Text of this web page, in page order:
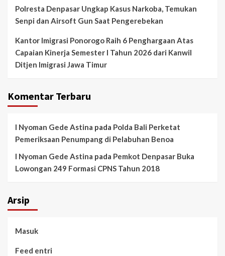
Polresta Denpasar Ungkap Kasus Narkoba, Temukan
Senpi dan Airsoft Gun Saat Pengerebekan
Kantor Imigrasi Ponorogo Raih 6 Penghargaan Atas
Capaian Kinerja Semester I Tahun 2026 dari Kanwil
Ditjen Imigrasi Jawa Timur
Komentar Terbaru
I Nyoman Gede Astina pada Polda Bali Perketat
Pemeriksaan Penumpang di Pelabuhan Benoa
I Nyoman Gede Astina pada Pemkot Denpasar Buka
Lowongan 249 Formasi CPNS Tahun 2018
Arsip
Masuk
Feed entri